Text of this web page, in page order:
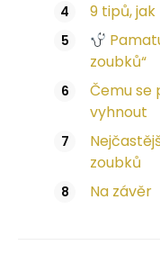
9 tipů,
zoubků“
Čemu se
vyhnout
zoubků
Na závěr